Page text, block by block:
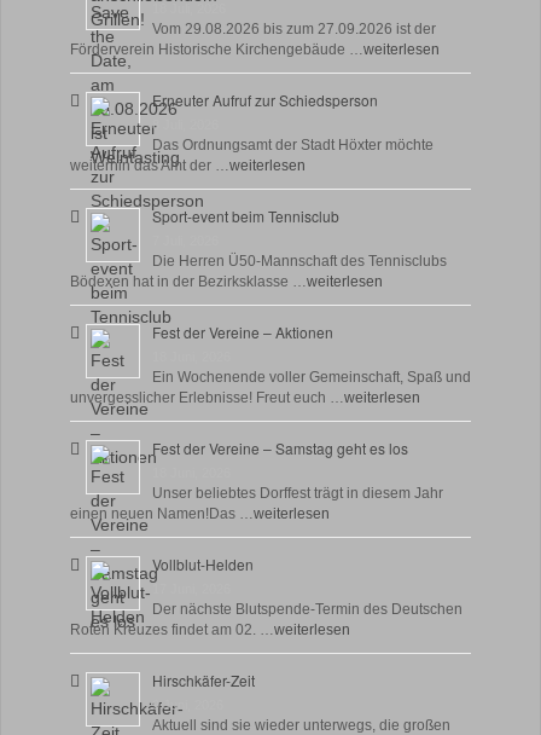
Vom 29.08.2026 bis zum 27.09.2026 ist der
Förderverein Historische Kirchengebäude …weiterlesen
Erneuter Aufruf zur Schiedsperson
8 Juli, 2026
Das Ordnungsamt der Stadt Höxter möchte
weiterhin das Amt der …weiterlesen
Sport-event beim Tennisclub
Die Herren Ü50-Mannschaft des Tennisclubs
Bödexen hat in der Bezirksklasse …weiterlesen
Fest der Vereine – Aktionen
Ein Wochenende voller Gemeinschaft, Spaß und
unvergesslicher Erlebnisse! Freut euch …weiterlesen
Fest der Vereine – Samstag geht es los
Unser beliebtes Dorffest trägt in diesem Jahr
einen neuen Namen!Das …weiterlesen
Vollblut-Helden
Der nächste Blutspende-Termin des Deutschen
Roten Kreuzes findet am 02. …weiterlesen
Hirschkäfer-Zeit
9 Juni, 2026
Aktuell sind sie wieder unterwegs, die großen